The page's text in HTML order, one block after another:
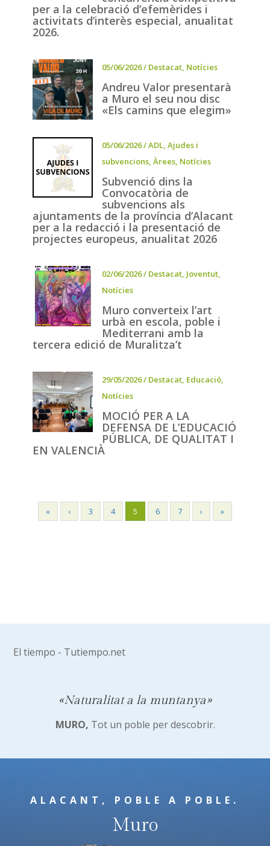
per a la celebració d’efemèrides i
activitats d’interès especial, anualitat
2026.
05/06/2026/ Destacat, Notícies
Andreu Valor presentarà
a Muro el seu nou disc
«Els camins que elegim»
05/06/2026/ADL, Ajudes i
subvencions, Àrees, Notícies
Subvenció dins la
Convocatòria de
subvencions als
ajuntaments de la província d’Alacant
per a la redacció i la presentació de
projectes europeus, anualitat 2026
02/06/2026/ Destacat, Joventut,
Notícies
Muro converteix l’art
urbà en escola, poble i
Mediterrani amb la
tercera edició de Muralitza’t
29/05/2026/ Destacat, Educació,
Notícies
MOCIÓ PER A LA
DEFENSA DE L’EDUCACIÓ
PÚBLICA, DE QUALITAT I
EN VALENCIÀ
« ‹ 3 4 5 6 7 › »
El tiempo - Tutiempo.net
«Naturalitat a la muntanya»
MURO, Tot un poble per descobrir.
ALACANT, POBLE A POBLE.
Muro